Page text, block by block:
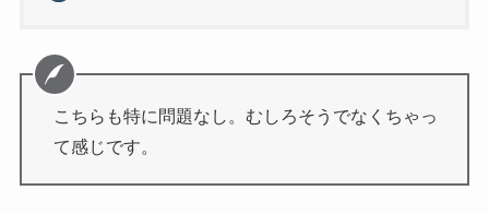
こちらも特に問題なし。むしろそうでなくちゃっ
て感じです。